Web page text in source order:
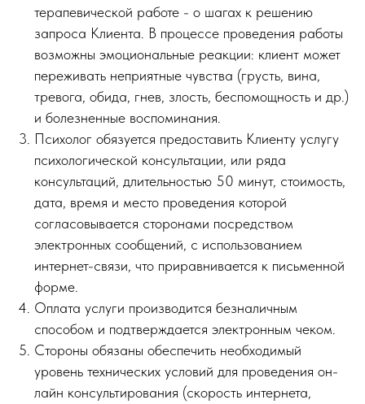
терапевической работе - о шагах к решению
запроса Клиента. В процессе проведения работы
возможны эмоциональные реакции: клиент может
переживать неприятные чувства (грусть, вина,
тревога, обида, гнев, злость, беспомощность и др.)
и болезненные воспоминания.
Психолог обязуется предоставить Клиенту услугу
психологической консультации, или ряда
консультаций, длительностью 50 минут, стоимость,
дата, время и место проведения которой
согласовывается сторонами посредством
электронных сообщений, с использованием
интернет-связи, что приравнивается к письменной
форме.
Оплата услуги производится безналичным
способом и подтверждается электронным чеком.
Стороны обязаны обеспечить необходимый
уровень технических условий для проведения он-
лайн консультирования (скорость интернета,